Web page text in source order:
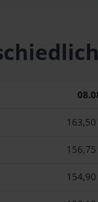
163,50
156,75
154,90